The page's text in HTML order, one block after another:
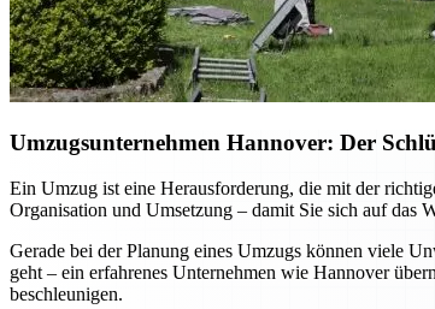
Umzugsunternehmen Hannover: Der
Ein Umzug ist eine Herausforderung, die mit der
Organisation und Umsetzung – damit Sie sich auf das
Gerade bei der Planung eines Umzugs können viele
geht – ein erfahrenes Unternehmen wie Hannover
beschleunigen.